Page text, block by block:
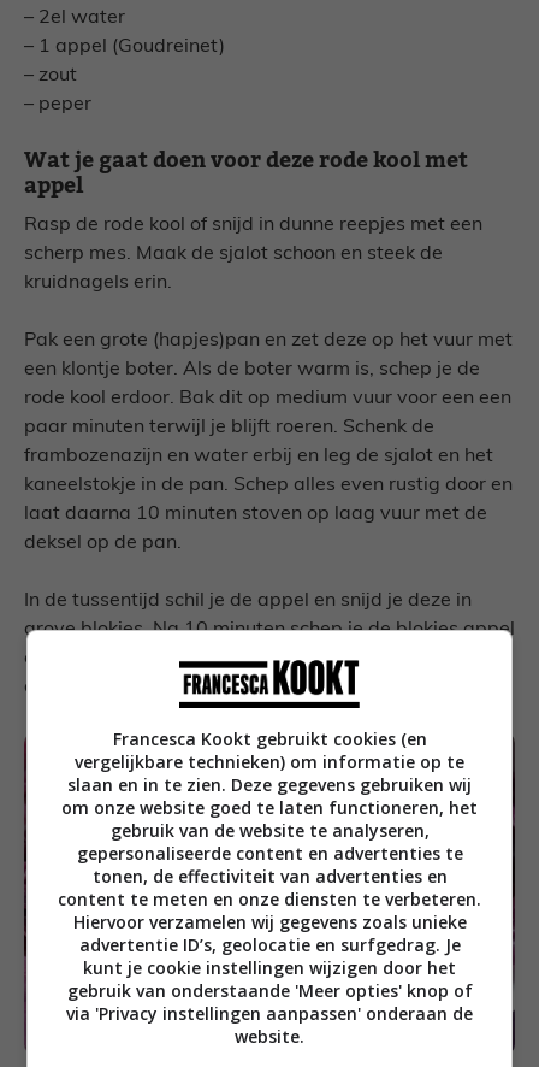
– 2el water
– 1 appel (Goudreinet)
– zout
– peper
Wat je gaat doen voor deze rode kool met
appel
Rasp de rode kool of snijd in dunne reepjes met een
scherp mes. Maak de sjalot schoon en steek de
kruidnagels erin.
Pak een grote (hapjes)pan en zet deze op het vuur met
een klontje boter. Als de boter warm is, schep je de
rode kool erdoor. Bak dit op medium vuur voor een een
paar minuten terwijl je blijft roeren. Schenk de
frambozenazijn en water erbij en leg de sjalot en het
kaneelstokje in de pan. Schep alles even rustig door en
laat daarna 10 minuten stoven op laag vuur met de
deksel op de pan.
In de tussentijd schil je de appel en snijd je deze in
grove blokjes. Na 10 minuten schep je de blokjes appel
erdoor en laat je het nog 10 minuten stoven. Proef
daarna en breng op smaak met zout en peper.
Francesca Kookt gebruikt cookies (en
vergelijkbare technieken) om informatie op te
slaan en in te zien. Deze gegevens gebruiken wij
om onze website goed te laten functioneren, het
gebruik van de website te analyseren,
gepersonaliseerde content en advertenties te
tonen, de effectiviteit van advertenties en
content te meten en onze diensten te verbeteren.
Hiervoor verzamelen wij gegevens zoals unieke
advertentie ID’s, geolocatie en surfgedrag. Je
kunt je cookie instellingen wijzigen door het
gebruik van onderstaande 'Meer opties' knop of
via 'Privacy instellingen aanpassen' onderaan de
website.